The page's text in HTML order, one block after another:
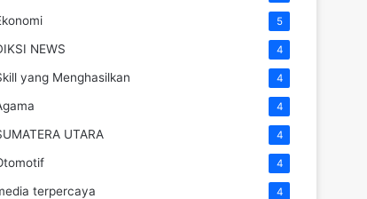
5
NEWS 4
yang Menghasilkan 4
4
UTARA 4
4
terpercaya 4